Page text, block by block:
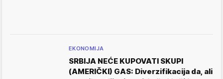
EKONOMIJA
SRBIJA NEĆE KUPOVATI SKUPI
(AMERIČKI) GAS: Diverzifikacija da, ali